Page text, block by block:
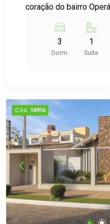
coração do bairro
ambiente perfeito para
uma localização
com fácil acesso a
conforto. A sala de
proporcionando um
momentos de convivência. A cozinha,
funcional, é perfeita
O quintal é um convite
momentos ao ar livre,
jardinagem. Não perca a oportunidade de
conhecer este imóvel
localização e
venha se encantar
3
Dorm.
1
Suite
Cód. 16916